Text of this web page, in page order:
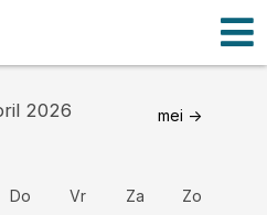
2026 mei ->
Do Vr Za Zo